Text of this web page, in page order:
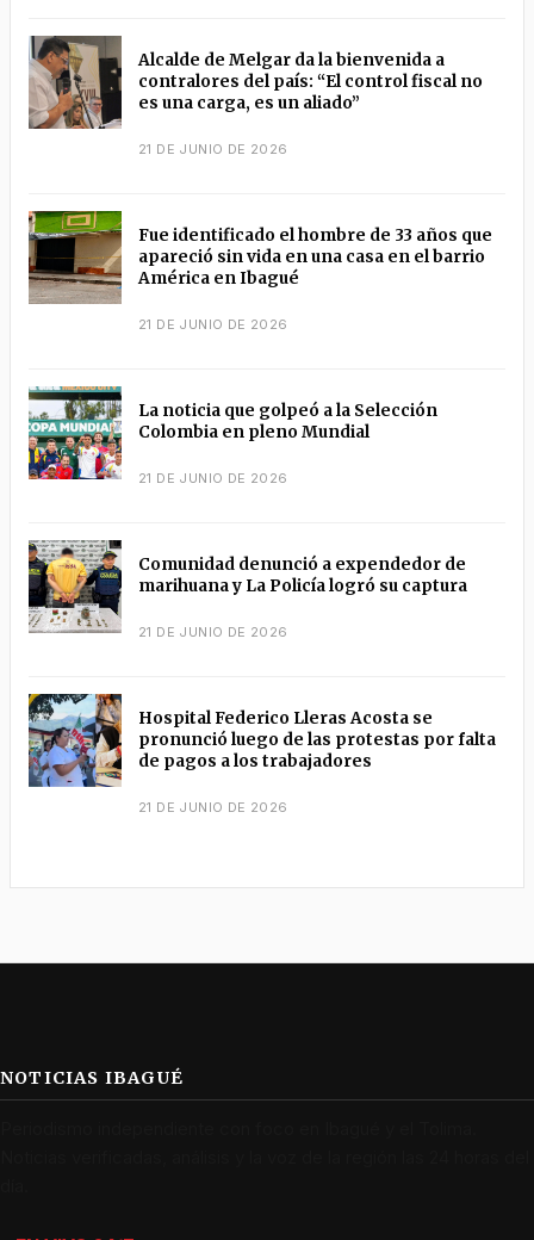
Alcalde de Melgar da la bienvenida a
contralores del país: “El control fiscal no
es una carga, es un aliado”
21 DE JUNIO DE 2026
Fue identificado el hombre de 33 años que
apareció sin vida en una casa en el barrio
América en Ibagué
21 DE JUNIO DE 2026
La noticia que golpeó a la Selección
Colombia en pleno Mundial
21 DE JUNIO DE 2026
Comunidad denunció a expendedor de
marihuana y La Policía logró su captura
21 DE JUNIO DE 2026
Hospital Federico Lleras Acosta se
pronunció luego de las protestas por falta
de pagos a los trabajadores
21 DE JUNIO DE 2026
NOTICIAS IBAGUÉ